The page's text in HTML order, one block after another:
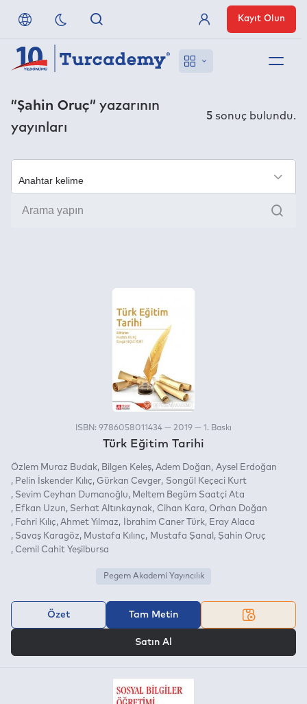
Referanslarımız
Uzaktan Erişim
Nasıl Erişirim
Üye Girişi
Kayıt Olun
“Şahin Oruç” yazarının
yayınları
5 sonuç bulundu.
Ara
ISBN: 9786058011434 — 2019 — 1. Baskı
Türk Eğitim Tarihi
Özlem Muraz Budak Bilgen Keleş Adem Doğan
Aysel Erdoğan
Pelin İskender Kılıç
Gürkan Cevger
Songül Keçeci Kurt
Sevim Ceyhan Dumanoğlu
Meltem Begüm Saatçi Ata
Efkan Uzun
Serhat Altınkaynak Cihan Kara
Orhan Doğan
Fahri Kılıç Ahmet Yılmaz İbrahim Caner Türk
Eray Alaca
Savaş Karagöz
Mustafa Kılınç Mustafa Şanal
Şahin Oruç
Cemil Cahit Yeşilbursa
Pegem Akademi Yayıncılık
Özet Tam Metin
Satın Al